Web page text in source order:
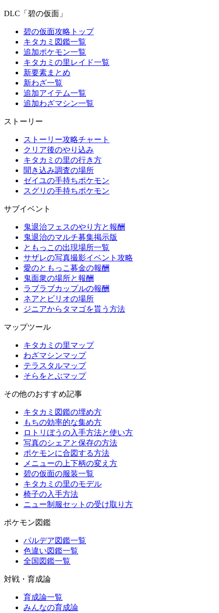
DLC「碧の仮面」
碧の仮面攻略トップ
キタカミ図鑑一覧
追加ポケモン一覧
キタカミの里レイド一覧
新要素まとめ
新わざ一覧
追加アイテム一覧
追加わざマシン一覧
ストーリー
ストーリー攻略チャート
クリア後のやり込み
キタカミの里の行き方
聞き込み調査の場所
ゼイユの手持ちポケモン
スグリの手持ちポケモン
サブイベント
鬼退治フェスのやり方と報酬
鬼退治のマルチ募集掲示版
ともっこの出現場所一覧
サザレの写真撮影イベント攻略
愛のともっこ募金の報酬
鬼面衆の場所と報酬
ラブラブカップルの報酬
ネアとビリオの場所
ジニアからタマゴを貰う方法
マップツール
キタカミの里マップ
わざマシンマップ
テラスタルマップ
そらをとぶマップ
その他のおすすめ記事
キタカミ図鑑の埋め方
もちの効率的な集め方
ロトリぼうの入手方法と使い方
写真のシェアと保存の方法
ポケモンに合図する方法
メニューの上下柄の変え方
碧の仮面の服装一覧
キタカミの里のモデル
椅子の入手方法
ニュー制服セットの受け取り方
ポケモン図鑑
パルデア図鑑一覧
色違い図鑑一覧
全国図鑑一覧
対戦・育成論
育成論一覧
みんなの育成論